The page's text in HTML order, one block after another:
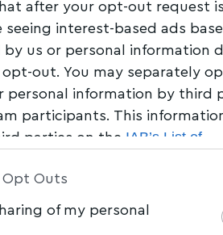
after your opt-out request is
interest-based ads
us or personal information
out. You may separately
personal information by third
participants. This
parties on the IAB’s List of
Opt Outs
of my personal
1 Min Read